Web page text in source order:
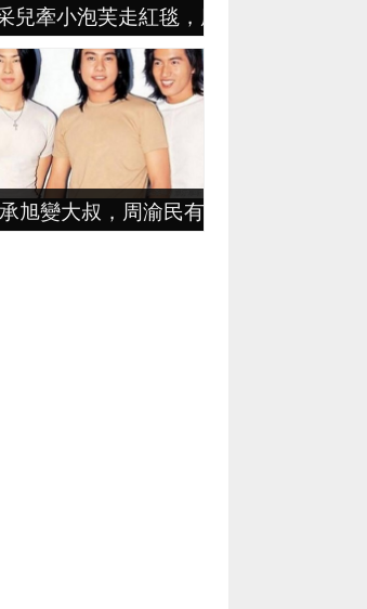
兒牽小泡芙走紅毯，應采兒傲嬌走路
旭變大叔，周渝民有妻有女有事業，